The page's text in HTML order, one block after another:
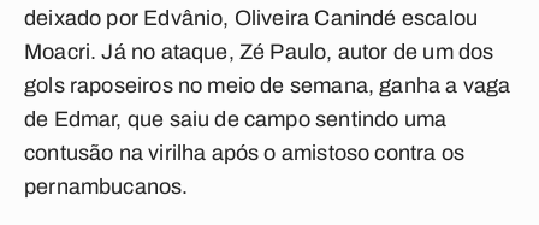
deixado por Edvânio, Oliveira Canindé escalou
Moacri. Já no ataque, Zé Paulo, autor de um dos
gols raposeiros no meio de semana, ganha a vaga
de Edmar, que saiu de campo sentindo uma
contusão na virilha após o amistoso contra os
pernambucanos.